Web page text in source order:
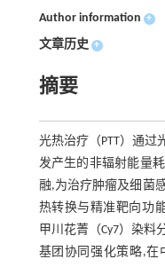
Author information +
文章历史 +
摘要
光热治疗（PTT）通过
发产生的非辐射能量
融,为治疗肿瘤及细菌
热转换与精准靶向功
甲川花菁（Cy7）染料
基团协同强化策略,在